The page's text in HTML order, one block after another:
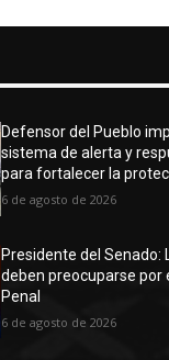
Defensor del Pueblo
sistema de alerta y
para fortalecer la
6 de agosto de 2026
Presidente del Senado:
deben preocuparse por
Penal
6 de agosto de 2026